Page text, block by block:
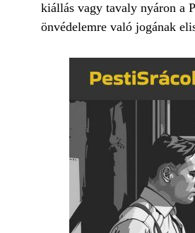
kiállás vagy tavaly nyáron a
önvédelemre való jogának